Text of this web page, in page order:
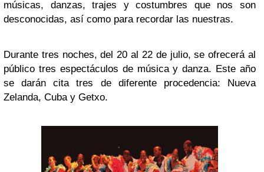
músicas, danzas, trajes y costumbres que nos son
desconocidas, así como para recordar las nuestras.
Durante tres noches, del 20 al 22 de julio, se ofrecerá al
público tres espectáculos de música y danza. Este año
se darán cita tres de diferente procedencia: Nueva
Zelanda, Cuba y Getxo.